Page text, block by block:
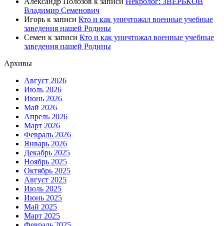
Владимир Семенович
Игорь к записи Кто и как уничтожал военные учебные
заведения нашей Родины
Семен к записи Кто и как уничтожал военные учебные
заведения нашей Родины
Архивы
Август 2026
Июль 2026
Июнь 2026
Май 2026
Апрель 2026
Март 2026
Февраль 2026
Январь 2026
Декабрь 2025
Ноябрь 2025
Октябрь 2025
Август 2025
Июль 2025
Июнь 2025
Май 2025
Март 2025